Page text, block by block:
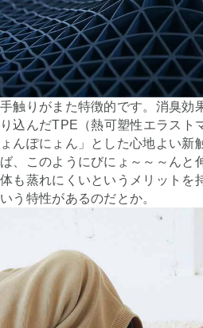
手触りがまた特徴的です。消臭効
り込んだTPE（熱可塑性エラスト
ょんぽにょん」とした心地よい新
ば、このようにびにょ～～～んと
体も蒸れにくいというメリットを
いう特性があるのだとか。